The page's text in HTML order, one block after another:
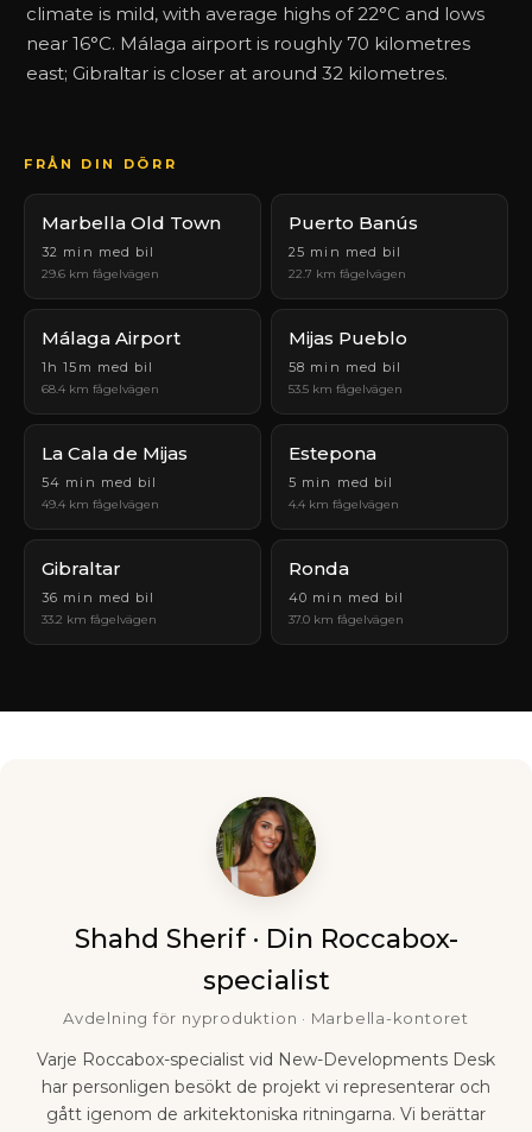
climate is mild, with average highs of 22°C and lows
near 16°C. Málaga airport is roughly 70 kilometres
east; Gibraltar is closer at around 32 kilometres.
FRÅN DIN DÖRR
Marbella Old Town
32 min med bil
29.6 km fågelvägen
Puerto Banús
25 min med bil
22.7 km fågelvägen
Málaga Airport
1h 15m med bil
68.4 km fågelvägen
Mijas Pueblo
58 min med bil
53.5 km fågelvägen
La Cala de Mijas
54 min med bil
49.4 km fågelvägen
Estepona
5 min med bil
4.4 km fågelvägen
Gibraltar
36 min med bil
33.2 km fågelvägen
Ronda
40 min med bil
37.0 km fågelvägen
Shahd Sherif · Din Roccabox-
specialist
Avdelning för nyproduktion · Marbella-kontoret
Varje Roccabox-specialist vid New-Developments Desk
har personligen besökt de projekt vi representerar och
gått igenom de arkitektoniska ritningarna. Vi berättar